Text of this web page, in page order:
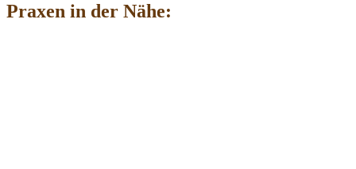
Praxen in der Nähe: